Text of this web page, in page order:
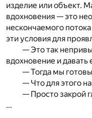
изделие или объект.
вдохновения — это
нескончаемого
эти условия для
— Это так
вдохновение и
— Тогда мы
— Что для этого
— Просто закрой
...